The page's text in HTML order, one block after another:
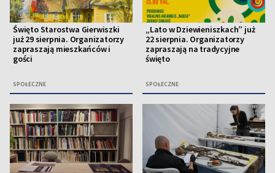
Święto Starostwa Gierwiszki
już 29 sierpnia. Organizatorzy
zapraszają mieszkańców i
gości
SPOŁECZNE
„Lato w Dziewieniszkach” już
22 sierpnia. Organizatorzy
zapraszają na tradycyjne
święto
SPOŁECZNE